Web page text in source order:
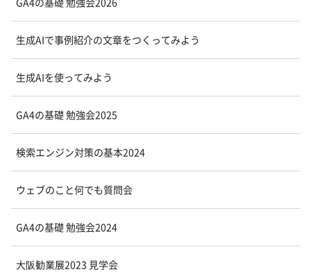
生成AIで事例紹介の文章をつくってみよう
生成AIを使ってみよう
GA4の基礎 勉強会2025
検索エンジン対策の基本2024
ウェブのこと何でも質問会
GA4の基礎 勉強会2024
大阪勧業展2023 見学会